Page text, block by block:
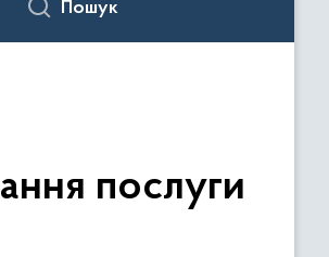
Пошук
послуги